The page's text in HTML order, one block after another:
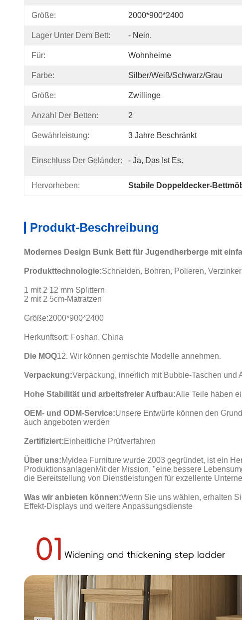
Größe: 2000*900*2400
Lager Unter Dem Bett: - Nein.
Für: Wohnheime
Farbe: Silber/weiß/schwarz/grau
Größe: Zwillinge
Anzahl Der Betten: 2
Gewährleistung: 3 Jahre Beschränkt
Einschluss Der Geländer: - Ja, Das Ist Es.
Hervorheben: Stabile Doppeldecker-
Produkt-Beschreibung
Modernes Design Bunk Bett für Jugendherberge mit
Produkttechnologie:Schneiden, Bohren, Polieren,
1 mit 2 12 mm Splittern
2 mit 2 5cm-Matratzen
Größe:2000*900*2400
Herkunftsort: Foshan, China
Die MOQ12. Wir können gemischte Modelle annehmen.
Verpackung:Verpackung, innerlich mit Bubble-Taschen und
Hohe Stabilität und arbeitsfreier Aufbau:Alle Teile haben
OEM- und ODM-Service:Unsere Entwürfe können den
auch angeboten werden
Zertifiziert:Einheitliche Prüfverfahren
Über uns:Myidea Furniture wurde 2003 gegründet, ist ein
ProduktionsanlagenMit der Mission, "eine bessere
die Bereitstellung von Dienstleistungen für exzellente
Was wir anbieten können:Wenn Sie uns wählen, erhalten
Effekt-Displays und weitere Anpassungsdienste